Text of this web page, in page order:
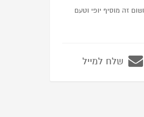
זה מוסיף יופי וטעם
שלח למייל